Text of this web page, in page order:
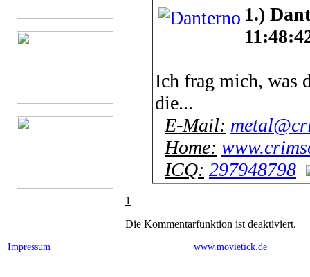
1.)
Ich frag mich, was
die...
E-Mail:
Home:
ICQ: 297948798
1
Die Kommentarfunktion ist deaktiviert.
Impressum www.movietick.de